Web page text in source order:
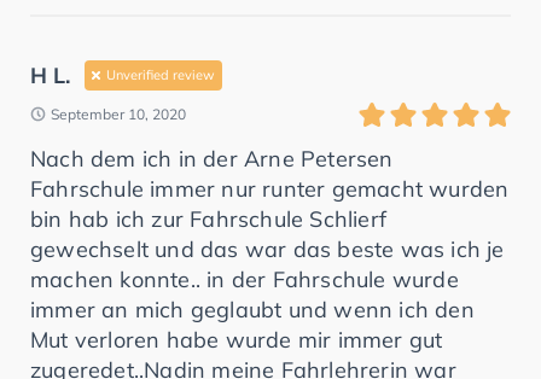
H L. Unverified review
September 10, 2020
Nach dem ich in der Arne Petersen
Fahrschule immer nur runter gemacht wurden
bin hab ich zur Fahrschule Schlierf
gewechselt und das war das beste was ich je
machen konnte.. in der Fahrschule wurde
immer an mich geglaubt und wenn ich den
Mut verloren habe wurde mir immer gut
zugeredet..Nadin meine Fahrlehrerin war